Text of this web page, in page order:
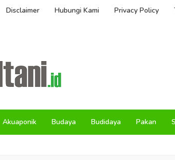
Disclaimer Hubungi Kami Privacy Policy
Akuaponik Budaya Budidaya Pakan